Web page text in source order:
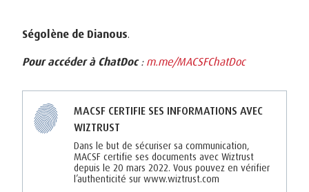
Ségolène de Dianous.
Pour accéder à ChatDoc: m.me/MACSFChatDoc
MACSF CERTIFIE SES INFORMATIONS AVEC
WIZTRUST
Dans le but de sécuriser sa communication,
MACSF certifie ses documents avec Wiztrust
depuis le 20 mars 2022. Vous pouvez en vérifier
l’authenticité sur www.wiztrust.com